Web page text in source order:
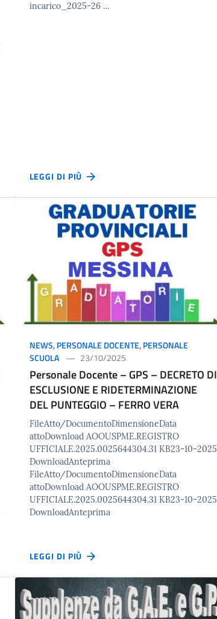
incarico_2025-26 …
LEGGI DI PIÙ
NEWS,PERSONALE DOCENTE,PERSONALE
SCUOLA
23/10/2025
Personale Docente – GPS – DECRETO DI
ESCLUSIONE E RIDETERMINAZIONE
DEL PUNTEGGIO – FERRO VERA
FileAtto/DocumentoDimensioneData
attoDownload AOOUSPME.REGISTRO
UFFICIALE.2025.0025644304.31 KB23-10-2025
DownloadAnteprima
FileAtto/DocumentoDimensioneData
attoDownload AOOUSPME.REGISTRO
UFFICIALE.2025.0025644304.31 KB23-10-2025
DownloadAnteprima
LEGGI DI PIÙ